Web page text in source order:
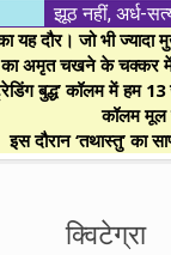
झूठ नहीं, अर्ध-
यह दौर। जो भी
अमृत चखने के चक्कर में
बुद्ध’ कॉलम में हम
कॉलम मूल
इस दौरान ‘तथास्तु’ का
क्विटेग्रा